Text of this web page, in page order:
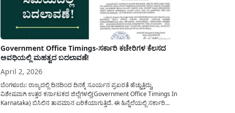
Government Office Timings-ಸರ್ಕಾರಿ ಕಚೇರಿಗಳ ಕೆಲಸದ
ಅವಧಿಯಲ್ಲಿ ಮಹತ್ವದ ಬದಲಾವಣೆ!
April 2, 2026
ಬೆಂಗಳೂರು: ರಾಜ್ಯದಲ್ಲಿ ದಿನದಿಂದ ದಿನಕ್ಕೆ ಸೂರ್ಯನ ಪ್ರಖರತೆ ಹೆಚ್ಚುತ್ತಿದ್ದು,
ವಿಶೇಷವಾಗಿ ಉತ್ತರ ಕರ್ನಾಟಕದ ಜಿಲ್ಲೆಗಳಲ್ಲಿ(Government Office Timings In
Karnataka) ಬಿಸಿಲಿನ ತಾಪಮಾನ ಏರಿಕೆಯಾಗುತ್ತಿದೆ. ಈ ಹಿನ್ನೆಲೆಯಲ್ಲಿ ಸರ್ಕಾರಿ